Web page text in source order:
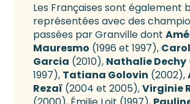
Les Françaises sont également
représentées avec des
passées par Granville dont
Mauresmo (1996 et 1997),
Garcia (2010), Nathalie Dechy
1997), Tatiana Golovin (2002),
Rezaï (2004 et 2005),Virginie